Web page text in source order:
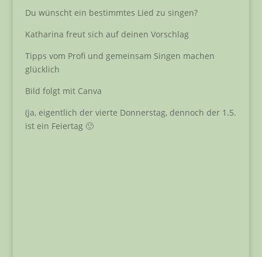
Du wünscht ein bestimmtes Lied zu singen?
Katharina freut sich auf deinen Vorschlag
Tipps vom Profi und gemeinsam Singen machen
glücklich
Bild folgt mit Canva
(ja, eigentlich der vierte Donnerstag, dennoch der 1.5.
ist ein Feiertag 🙂